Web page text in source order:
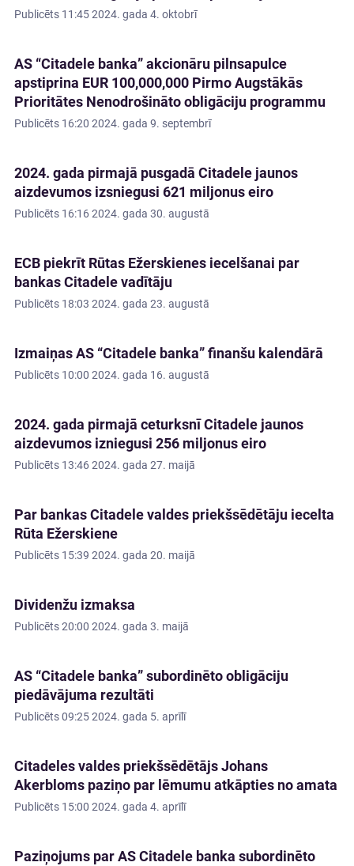
Publicēts 11:45 2024. gada 4. oktobrī
AS “Citadele banka” akcionāru pilnsapulce
apstiprina EUR 100,000,000 Pirmo Augstākās
Prioritātes Nenodrošināto obligāciju programmu
Publicēts 16:20 2024. gada 9. septembrī
2024. gada pirmajā pusgadā Citadele jaunos
aizdevumos izsniegusi 621 miljonus eiro
Publicēts 16:16 2024. gada 30. augustā
ECB piekrīt Rūtas Ežerskienes iecelšanai par
bankas Citadele vadītāju
Publicēts 18:03 2024. gada 23. augustā
Izmaiņas AS “Citadele banka” finanšu kalendārā
Publicēts 10:00 2024. gada 16. augustā
2024. gada pirmajā ceturksnī Citadele jaunos
aizdevumos izniegusi 256 miljonus eiro
Publicēts 13:46 2024. gada 27. maijā
Par bankas Citadele valdes priekšsēdētāju iecelta
Rūta Ežerskiene
Publicēts 15:39 2024. gada 20. maijā
Dividenžu izmaksa
Publicēts20:00 2024. gada 3. maijā
AS “Citadele banka” subordinēto obligāciju
piedāvājuma rezultāti
Publicēts09:25 2024. gada 5. aprīlī
Citadeles valdes priekšsēdētājs Johans
Akerbloms paziņo par lēmumu atkāpties no amata
Publicēts 15:00 2024. gada 4. aprīlī
Paziņojums par AS Citadele banka subordinēto